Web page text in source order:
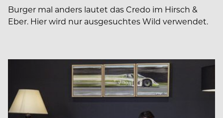
Burger mal anders lautet das Credo im Hirsch &
Eber. Hier wird nur ausgesuchtes Wild verwendet.